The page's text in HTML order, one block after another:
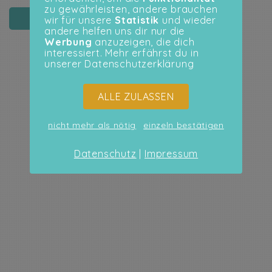
PASSWORT ZURÜCKSETZEN
zu gewährleisten, andere brauchen
wir für unsereStatistik und wieder
andere helfen uns dir nur die
Werbung anzuzeigen, die dich
interessiert. Mehr erfährst du in
unserer Datenschutzerklärung
ALLE ZULASSEN
nicht mehr als nötig einzeln bestätigen
Datenschutz | Impressum